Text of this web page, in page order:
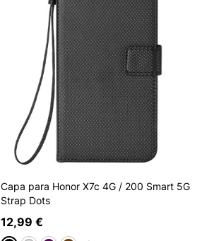
Capa para Honor X7c 4G / 200 Smart 5G
Strap Dots
12,99 €